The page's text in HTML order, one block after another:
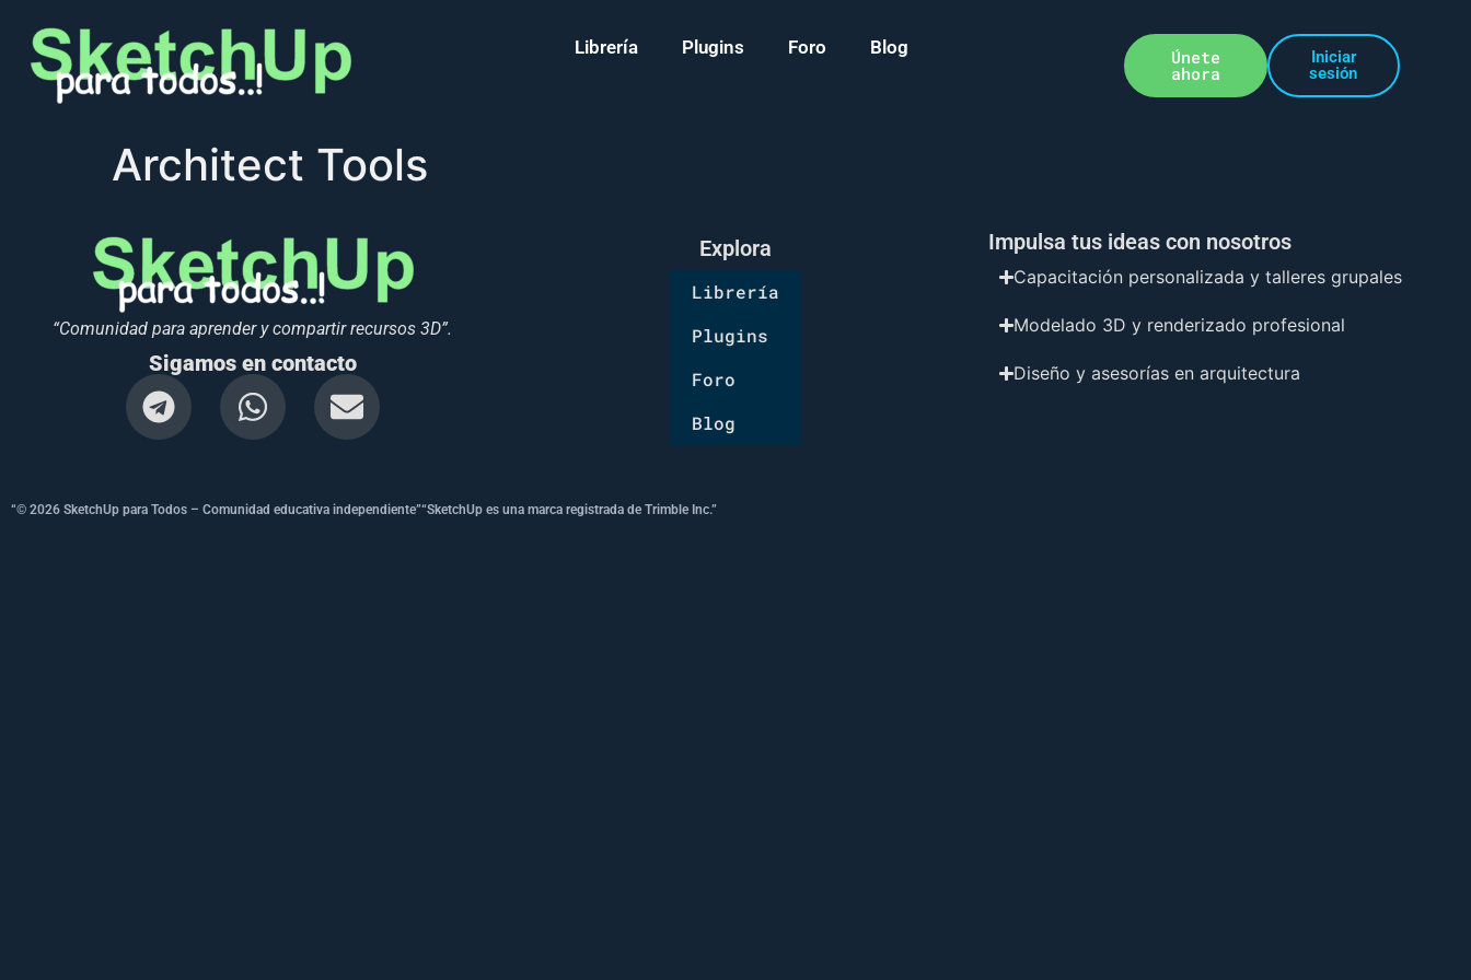
Librería Plugins Foro Blog Únete
ahora
Iniciar
sesión
Architect Tools
“Comunidad para aprender y compartir recursos 3D”.
Sigamos en contacto
Explora
Librería
Plugins
Foro
Blog
Impulsa tus ideas con nosotros
Capacitación personalizada y talleres grupales
Modelado 3D y renderizado profesional
Diseño y asesorías en arquitectura
“© 2026 SketchUp para Todos – Comunidad educativa independiente”“SketchUp es una marca registrada de Trimble Inc.”